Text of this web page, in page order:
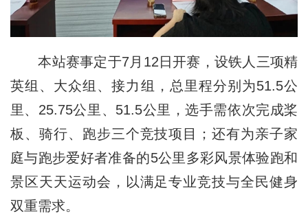
本站赛事定于7月12日开赛，设铁人三项精
英组、大众组、接力组，总里程分别为51.5公
里、25.75公里、51.5公里，选手需依次完成桨
板、骑行、跑步三个竞技项目；还有为亲子家
庭与跑步爱好者准备的5公里多彩风景体验跑和
景区天天运动会，以满足专业竞技与全民健身
双重需求。